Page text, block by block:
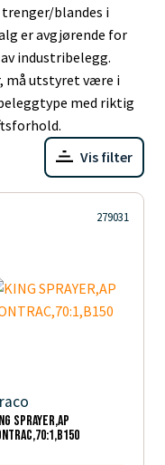
trenger/blandes i
er avgjørende for
industribelegg.
må utstyret være i
med riktig
Vis filter
279031
SPRAYER,AP